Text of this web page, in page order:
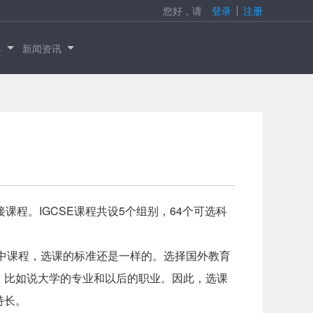
您好，请 登录 注册
新闻资讯
程。IGCSE课程共设5个组别，64个可选科
程，选课的标准还是一样的。选择国外教育
如说大学的专业和以后的职业。因此，选课
。